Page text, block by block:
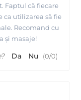
Faptul că fiecare
ca utilizarea să fie
Recomand cu
și masaje!
Da Nu (0/0)